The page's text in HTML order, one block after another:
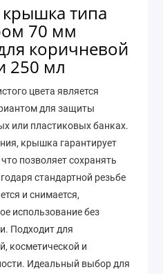
типа
70 мм
коричневой
250 мл
цвета является
для защиты
или пластиковых банках.
крышка гарантирует
позволяет сохранять
стандартной резьбе
и снимается,
использование без
Подходит для
косметической и
Идеальный выбор для